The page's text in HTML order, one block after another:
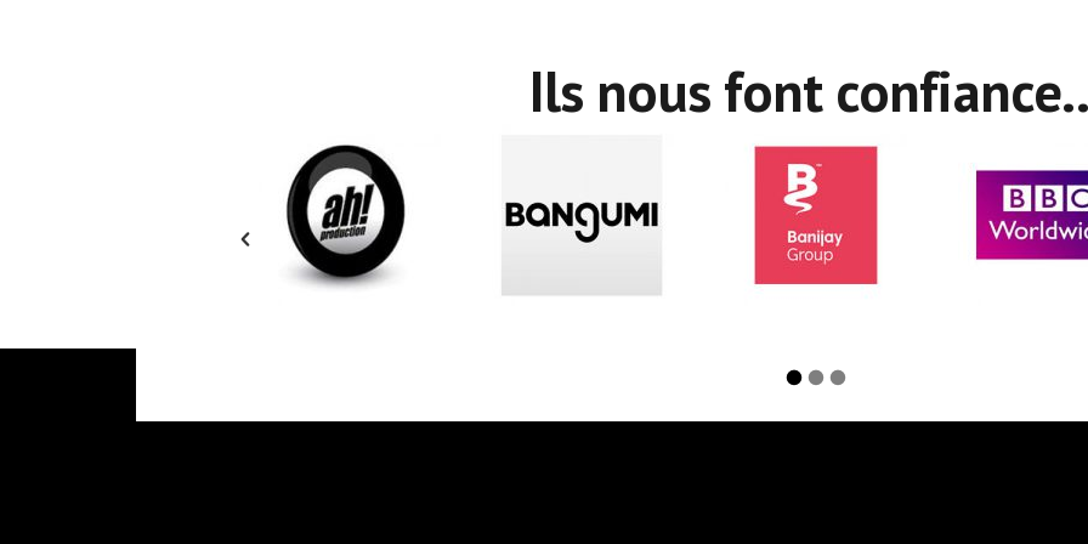
Ils nous font